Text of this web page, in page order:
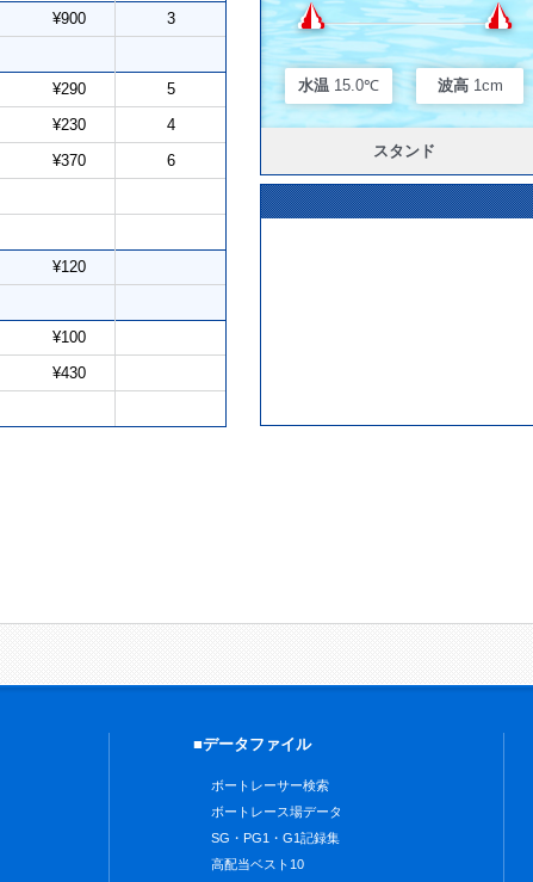
¥900 3
¥290 5
¥230 4
¥370 6
¥120
¥100
¥430
水温 15.0℃ 波高 1cm
スタンド
■データファイル
ボートレーサー検索
ボートレース場データ
SG・PG1・G1記録集
高配当ベスト10